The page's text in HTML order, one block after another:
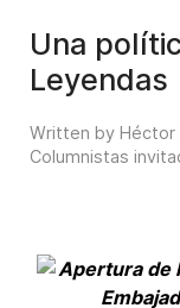
Una
Leyendas
Written by Héctor
Columnistas